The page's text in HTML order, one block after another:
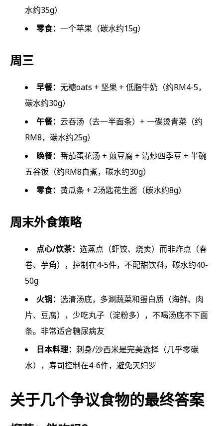
水约35g）
零食： 一个苹果（碳水约15g）
周三
早餐： 无糖oats + 坚果 + 低脂牛奶（约RM4-5，
碳水约30g）
午餐： 云吞汤（去一半面条）+ 一碟烫青菜（约
RM8，碳水约25g）
晚餐： 番茄蛋花汤 + 煎豆腐 + 清炒四季豆 + 半碗
五谷饭（约RM8自煮，碳水约30g）
零食： 黄瓜条 + 2汤匙花生酱（碳水约8g）
周末外食策略
点心/饮茶： 选蒸点（虾饺、烧卖）而非炸点（春
卷、芋角），控制在4-5件，不配甜饮料。碳水约40-
50g
火锅： 选清汤底，多涮蔬菜和蛋白质（海鲜、肉
片、豆腐），少吃丸子（淀粉多），不喝汤底不下面
条。非常适合糖尿病友
日本料理： 刺身/沙西米是完美选择（几乎零碳
水），寿司控制在4-6件，避免天妇罗
关于几个争议食物的最终答案